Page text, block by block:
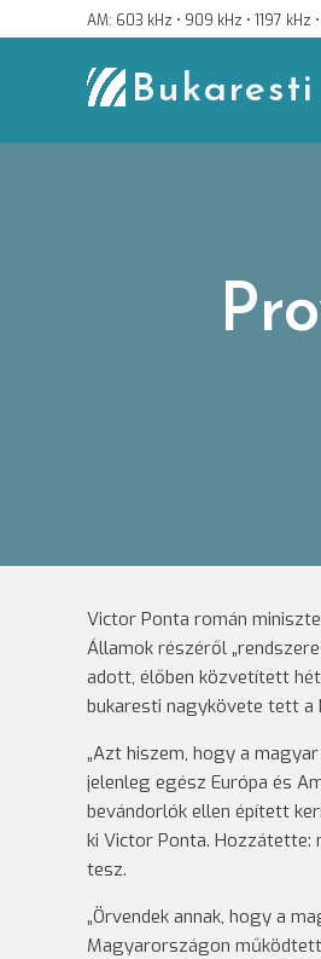
to
AM: 603 kHz • 909 kHz • 1197 kHz
Victor Ponta román
Államok részéről
adott, élőben közvetített
bukaresti nagykövete tett a
„Azt hiszem, hogy a
jelenleg egész Európa és
bevándorlók ellen épített
ki Victor Ponta. Hozzátette:
tesz.
„Örvendek annak, hogy a
Magyarországon